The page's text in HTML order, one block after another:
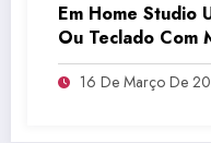
Em Home Studio
Ou Teclado Com
Teclado Musical
16 De Março De